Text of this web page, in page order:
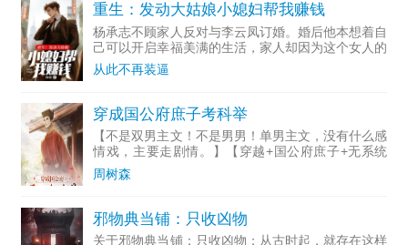
重生：发动大姑娘小媳妇帮我赚钱
杨承志不顾家人反对与李云凤订婚。婚后他本想着自
己可以开启幸福美满的生活，家人却因为这个女人的
自私不断离他而去！杨承志悔恨终生，直到临死的那
一刻他才发现，自己竟一直是接盘侠，唯一的儿子也
从此不再装逼
穿成国公府庶子考科举
【不是双男主文！不是男男！单男主文，没有什么感
情戏，主要走剧情。】【穿越+国公府庶子+无系统
+科举+权谋】穿了，好消息是穿成魏国公府的庶
子，不愁吃不愁穿，不用为生计发愁。坏消息是他不
周树森
邪物典当铺：只收凶物
关于邪物典当铺：只收凶物：从古时起，就存在这样